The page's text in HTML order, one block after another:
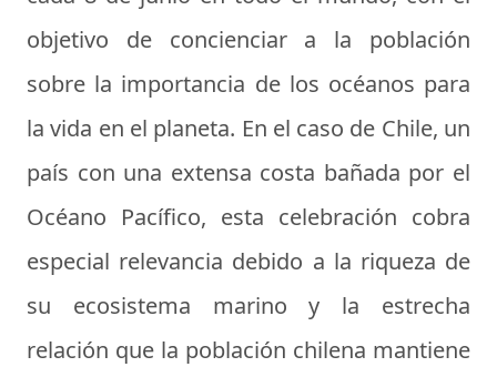
objetivo de concienciar a la población
sobre la importancia de los océanos para
la vida en el planeta. En el caso de Chile, un
país con una extensa costa bañada por el
Océano Pacífico, esta celebración cobra
especial relevancia debido a la riqueza de
su ecosistema marino y la estrecha
relación que la población chilena mantiene